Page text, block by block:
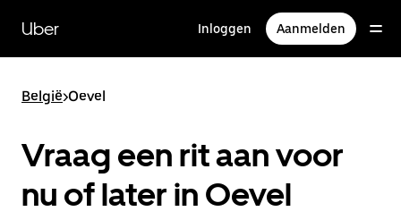
naar
hoofdinhoud
Uber Inloggen Aanmelden
België>Oevel
Vraag een rit aan voor
nu of later in Oevel